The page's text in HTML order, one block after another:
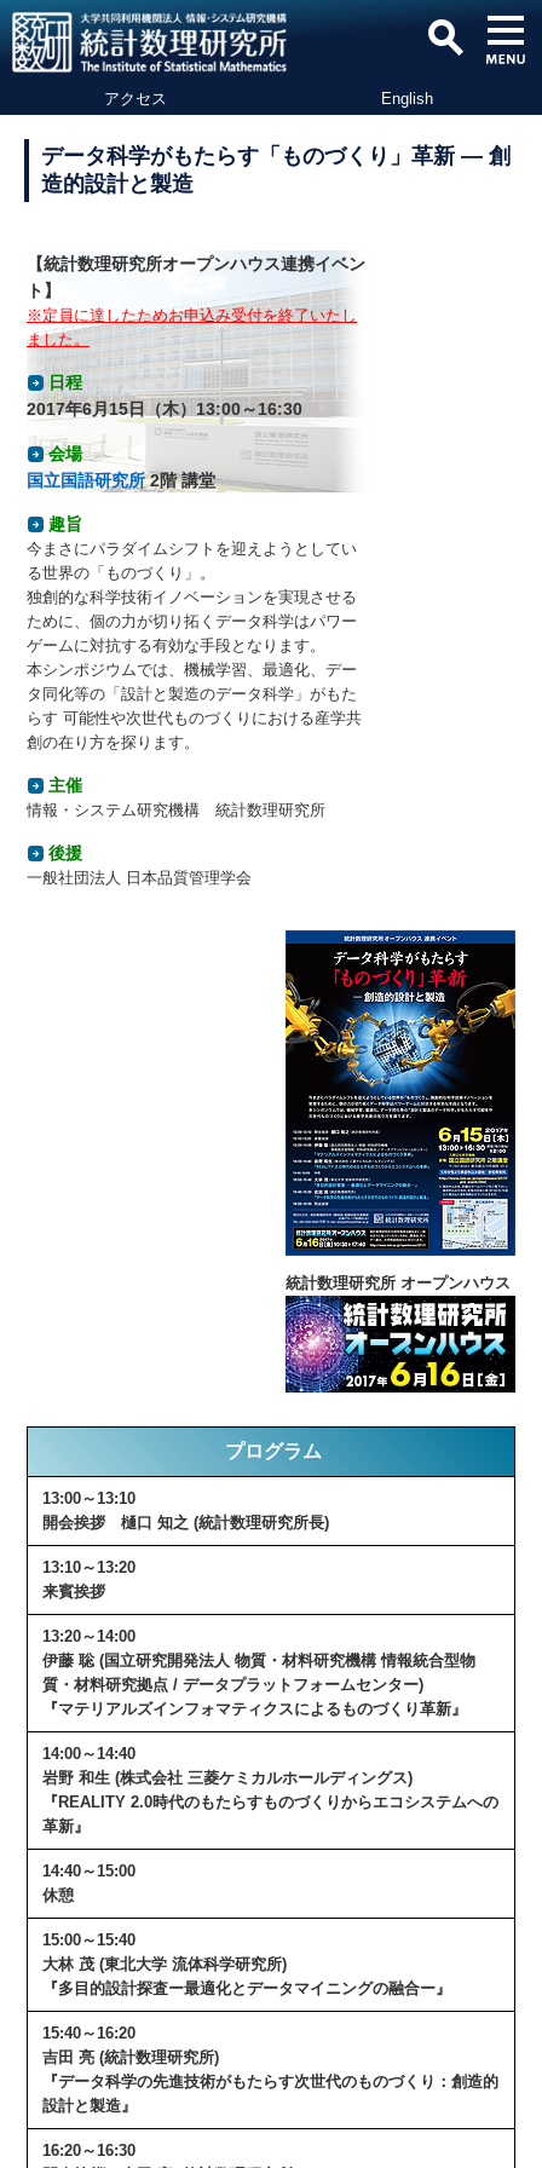
アクセス English
データ科学がもたらす「ものづくり」革新 ― 創
造的設計と製造
【統計数理研究所オープンハウス連携イベン
ト】
※定員に達したためお申込み受付を終了いたし
ました。
日程
2017年6月15日（木）13:00～16:30
会場
国立国語研究所2階 講堂
趣旨
今まさにパラダイムシフトを迎えようとしてい
る世界の「ものづくり」。
独創的な科学技術イノベーションを実現させる
ために、個の力が切り拓くデータ科学はパワー
ゲームに対抗する有効な手段となります。
本シンポジウムでは、機械学習、最適化、デー
タ同化等の「設計と製造のデータ科学」がもた
らす 可能性や次世代ものづくりにおける産学共
創の在り方を探ります。
主催
情報・システム研究機構 統計数理研究所
後援
一般社団法人 日本品質管理学会
統計数理研究所 オープンハウス
プログラム
13:00～13:10
開会挨拶 樋口 知之 (統計数理研究所長)
13:10～13:20
来賓挨拶
13:20～14:00
伊藤 聡 (国立研究開発法人 物質・材料研究機構 情報統合型物
質・材料研究拠点 / データプラットフォームセンター)
『マテリアルズインフォマティクスによるものづくり革新』
14:00～14:40
岩野 和生 (株式会社 三菱ケミカルホールディングス)
『REALITY 2.0時代のもたらすものづくりからエコシステムへの
革新』
14:40～15:00
休憩
15:00～15:40
大林 茂 (東北大学 流体科学研究所)
『多目的設計探査ー最適化とデータマイニングの融合ー』
15:40～16:20
吉田 亮 (統計数理研究所)
『データ科学の先進技術がもたらす次世代のものづくり：創造的
設計と製造』
16:20～16:30